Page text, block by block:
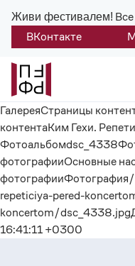
Живи фестивалем!
ВКонтакте
Назад
О фестивале
Платонов
Положение о
Учредители и
ГалереяСтраницы
контентаКим Гехи.
фотографииОсновные
repeticiya-pered-
koncertom/
16:41:11 +0300